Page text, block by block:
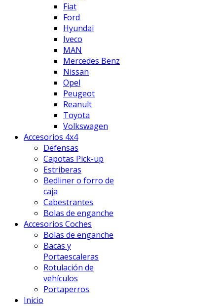
Fiat
Ford
Hyundai
Iveco
MAN
Mercedes Benz
Nissan
Opel
Peugeot
Reanult
Toyota
Volkswagen
Accesorios 4x4
Defensas
Capotas Pick-up
Estriberas
Bedliner o forro de
caja
Cabestrantes
Bolas de enganche
Accesorios Coches
Bolas de enganche
Bacas y
Portaescaleras
Rotulación de
vehículos
Portaperros
Inicio